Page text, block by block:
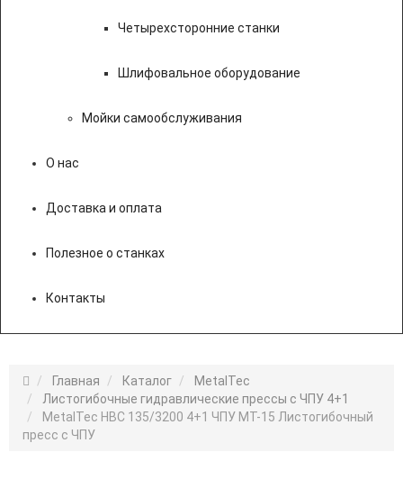
Четырехсторонние станки
Шлифовальное оборудование
Мойки самообслуживания
О нас
Доставка и оплата
Полезное о станках
Контакты
Главная Каталог
MetalTec
Листогибочные гидравлические прессы с ЧПУ 4+1
MetalTec HBС 135/3200 4+1 ЧПУ МТ-15 Листогибочный
пресс с ЧПУ